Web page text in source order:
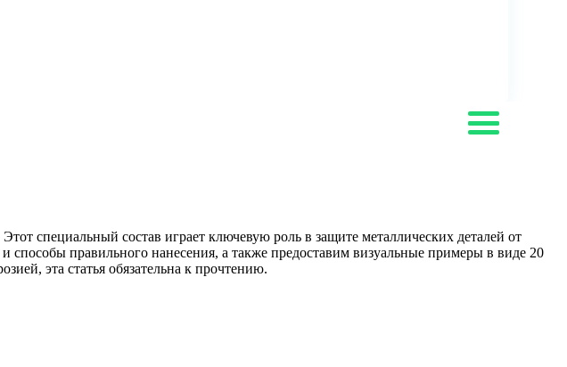
специальный состав играет ключевую роль в защите металлических деталей от
способы правильного нанесения, а также предоставим визуальные примеры в виде 20
эта статья обязательна к прочтению.